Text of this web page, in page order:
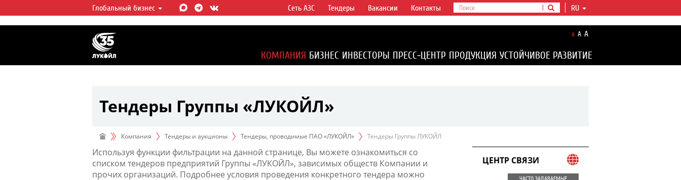
ЛУКОЙЛ СЕГОДНЯ
ЛУКОЙЛ — одна из крупнейших вертикально
интегрированных нефтегазовых компаний в
мире, на долю которой приходится более 2%
мировой добычи нефти и около 1% доказанных
Глобальный бизнес RU
Сеть АЗС Тендеры Вакансии Контакты
A A A
КОМПАНИЯ БИЗНЕС ИНВЕСТОРЫ ПРЕСС-ЦЕНТР ПРОДУКЦИЯ УСТОЙЧИВОЕ РАЗВИТИЕ
Тендеры Группы «ЛУКОЙЛ»
Компания Тендеры и аукционы Тендеры, проводимые ПАО «ЛУКОЙЛ» Тендеры Группы ЛУКОЙЛ
Используя функции фильтрации на данной странице, Вы можете ознакомиться со
списком тендеров предприятий Группы «ЛУКОЙЛ», зависимых обществ Компании и
прочих организаций. Подробнее условия проведения конкретного тендера можно
ЦЕНТР СВЯЗИ
ЧАСТО ЗАДАВАЕМЫЕ